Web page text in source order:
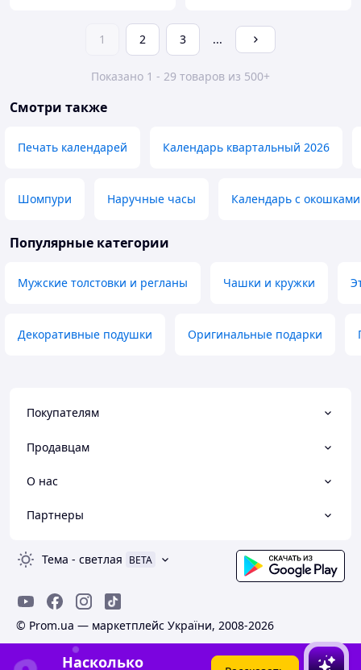
1 2 3 ...
Показано 1 - 29 товаров из 500+
Смотри также
Печать календарей Календарь квартальный 2026
Шомпури Наручные часы Календарь с
Популярные категории
Мужские толстовки и регланы Чашки и кружки
Декоративные подушки Оригинальные подарки
Покупателям
Продавцам
О нас
Партнеры
Тема - светлая BETA
© Prom.ua — маркетплейс України, 2008-2026
Насколько